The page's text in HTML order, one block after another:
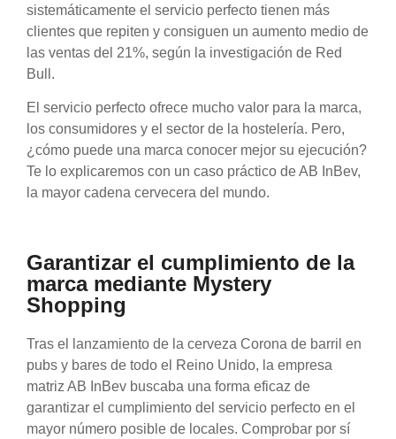
sistemáticamente el servicio perfecto tienen más
clientes que repiten y consiguen un aumento medio de
las ventas del 21%, según la investigación de Red
Bull.
El servicio perfecto ofrece mucho valor para la marca,
los consumidores y el sector de la hostelería. Pero,
¿cómo puede una marca conocer mejor su ejecución?
Te lo explicaremos con un caso práctico de AB InBev,
la mayor cadena cervecera del mundo.
Garantizar el cumplimiento de la
marca mediante Mystery
Shopping
Tras el lanzamiento de la cerveza Corona de barril en
pubs y bares de todo el Reino Unido, la empresa
matriz AB InBev buscaba una forma eficaz de
garantizar el cumplimiento del servicio perfecto en el
mayor número posible de locales. Comprobar por sí